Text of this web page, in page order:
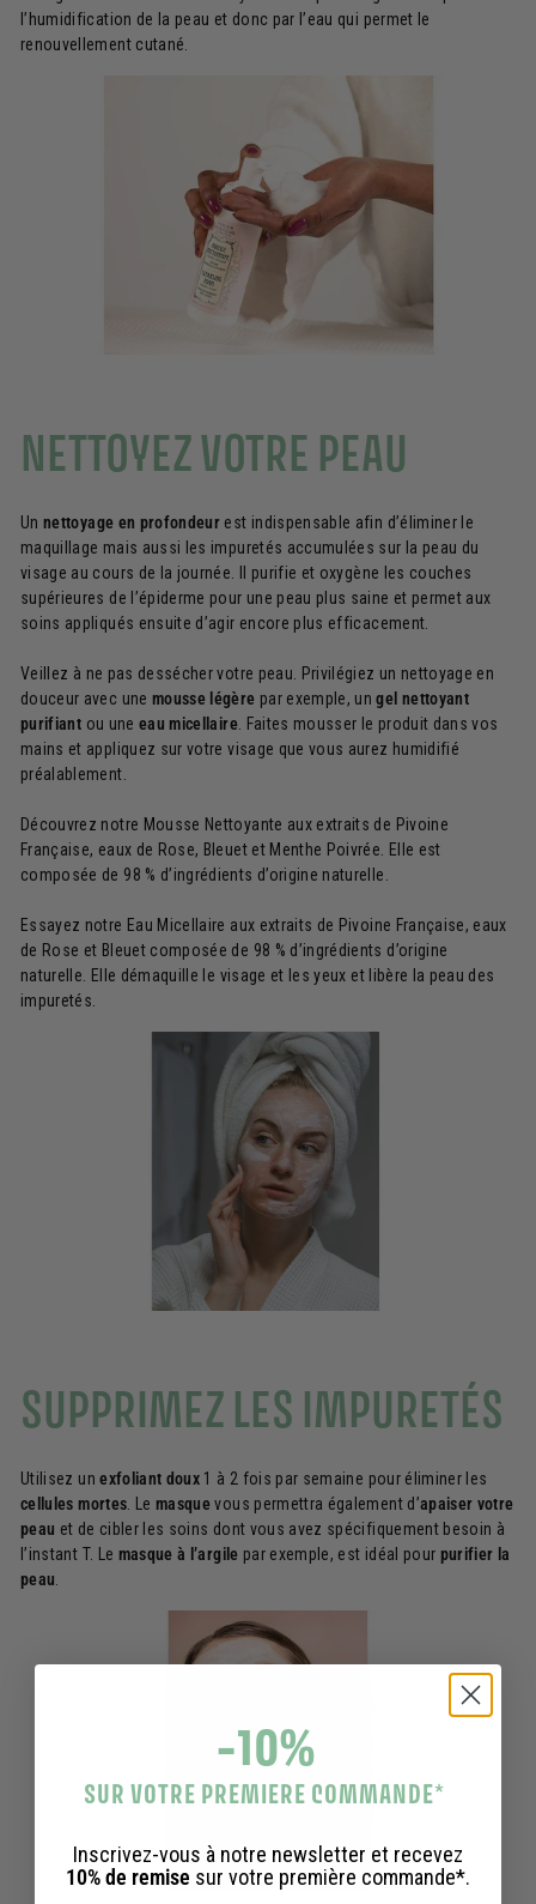
l’humidification de la peau et donc par l’eau qui permet le
renouvellement cutané.
NETTOYEZ VOTRE PEAU
Unnettoyage en profondeur est indispensable afin d’éliminer le
maquillage mais aussi les impuretés accumulées sur la peau du
visage au cours de la journée. Il purifie et oxygène les couches
supérieures de l’épiderme pour une peau plus saine et permet aux
soins appliqués ensuite d’agir encore plus efficacement.
Veillez à ne pas dessécher votre peau. Privilégiez un nettoyage en
douceur avec une mousse légère par exemple, ungel nettoyant
purifiant ou une eau micellaire. Faites mousser le produit dans vos
mains et appliquez sur votre visage que vous aurez humidifié
préalablement.
Découvrez notre Mousse Nettoyante aux extraits de Pivoine
Française, eaux de Rose, Bleuet et Menthe Poivrée. Elle est
composée de 98 % d’ingrédients d’origine naturelle.
Essayez notre Eau Micellaire aux extraits de Pivoine Française, eaux
de Rose et Bleuet composée de 98 % d’ingrédients d’origine
naturelle. Elle démaquille le visage et les yeux et libère la peau des
impuretés.
SUPPRIMEZ LES IMPURETÉS
Utilisez unexfoliant doux 1 à 2 fois par semaine pour éliminer les
cellules mortes . Le masquevous permettra également d’apaiser votre
peau et de cibler les soins dont vous avez spécifiquement besoin à
l’instant T. Le masque à l’argile par exemple, est idéal pour purifier la
peau
-10%
SUR VOTRE PREMIERE COMMANDE*
Inscrivez-vous à notre newsletter et recevez
10% de remise sur votre première commande*.